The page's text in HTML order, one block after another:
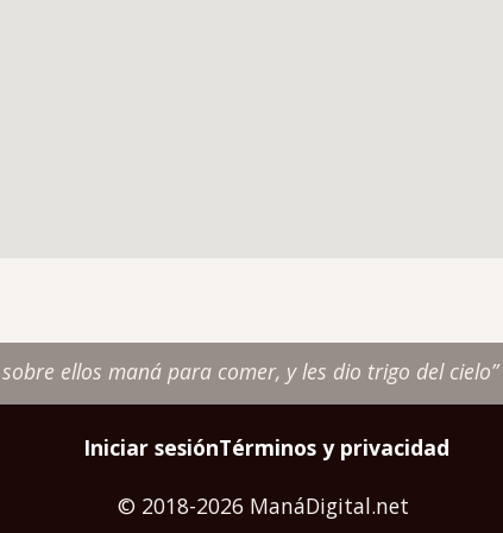
ellos maná para comer, y les dio trigo del cielo”
Iniciar sesiónTérminos y privacidad
© 2018-2026 ManáDigital.net